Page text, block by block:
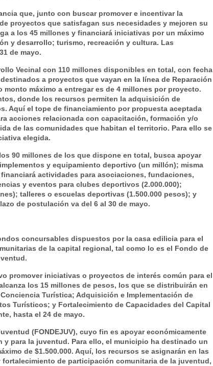
que, junto con buscar promover e incentivar la
proyectos que satisfagan sus necesidades y mejoren su
a los 45 millones y financiará iniciativas por un máximo
y desarrollo; turismo, recreación y cultura. Las
de mayo.
Vecinal con 110 millones disponibles en total, con fecha
a proyectos que vayan en la línea de Reparación
máximo a entregar es de 4 millones por proyecto.
donde los recursos permiten la adquisición de
Aquí el tope de financiamiento por propuesta aceptada
acciones relacionada con capacitación, formación y/o
de las comunidades que habitan el territorio. Para ello se
elegida.
90 millones de los que dispone en total, busca apoyar
y equipamiento deportivo (un millón); misma
actividades para asociaciones, fundaciones,
y eventos para clubes deportivos (2.000.000);
talleres o escuelas deportivas (1.500.000 pesos); y
de postulación va del 6 al 30 de mayo.
concursables dispuestos por la casa edilicia para el
de la capital regional, tal como lo es el Fondo de
promover iniciativas o proyectos de interés común para el
los 15 millones de pesos, los que se distribuirán en
Turística; Adquisición e Implementación de
Turísticos; y Fortalecimiento de Capacidades del Capital
hasta el 24 de mayo.
(FONDEJUV), cuyo fin es apoyar económicamente
para la juventud. Para ello, el municipio ha destinado un
de $1.500.000. Aquí, los recursos se asignarán en las
de participación comunitaria de la juventud,